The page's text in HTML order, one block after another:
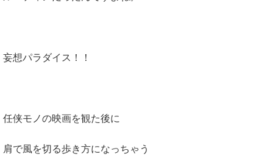
妄想パラダイス！！
任侠モノの映画を観た後に
肩で風を切る歩き方になっちゃう